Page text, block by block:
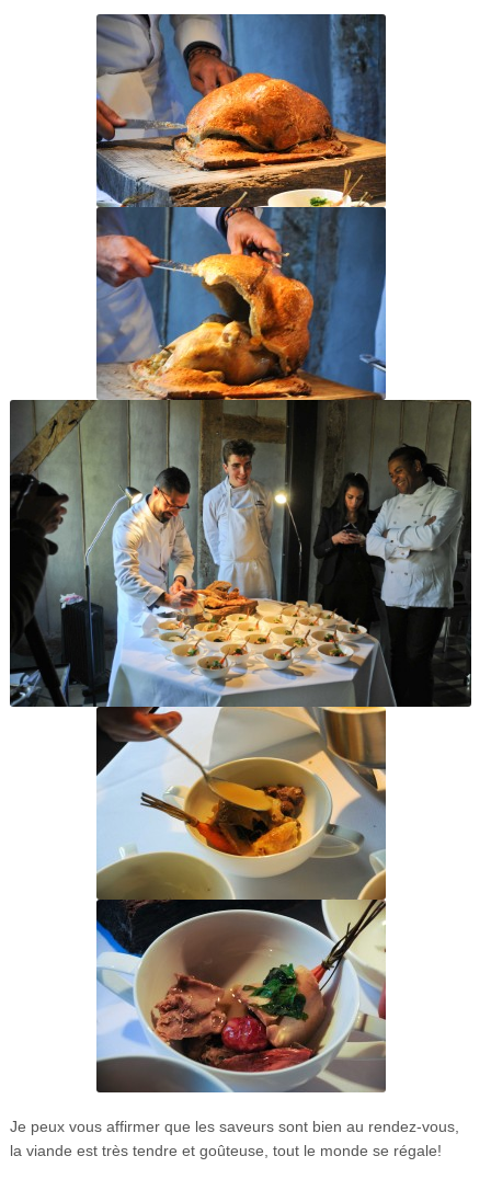
Je peux vous affirmer que les saveurs sont bien au rendez-vous,
la viande est très tendre et goûteuse, tout le monde se régale!